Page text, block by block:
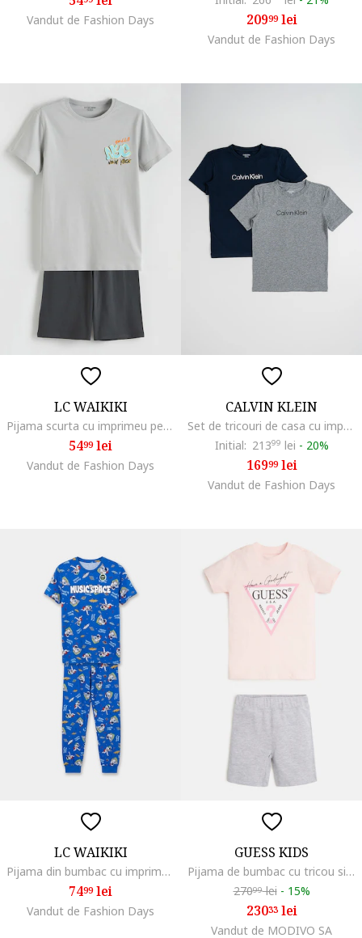
Vandut de Fashion Days 20999lei
Vandut de Fashion Days
LC WAIKIKI
Pijama scurta cu imprimeu pe partea din spate, Gri
5499lei
Vandut de Fashion Days
CALVIN KLEIN
Set de tricouri de casa cu imprimeu logo - 2 piese, Gri deschis melange/Bleumarin
Initial: 21399 lei - 20%
16999lei
Vandut de Fashion Days
LC WAIKIKI
Pijama din bumbac cu imprimeu grafic, Albastru
7499lei
Vandut de Fashion Days
GUESS KIDS
Pijama de bumbac cu tricou si pantaloni scurti, Gri/Roz
27099lei - 15%
23033lei
Vandut de MODIVO SA